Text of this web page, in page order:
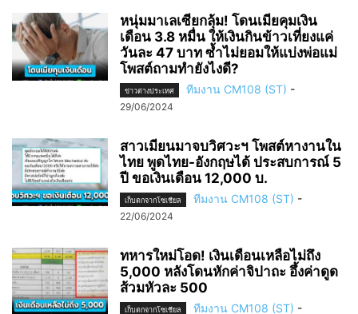
หนุ่มมาเลเซียกลุ้ม! โดนเมียคุมเงิน
เดือน 3.8 หมื่น ให้เงินกินข้าวเที่ยงแค่
วันละ 47 บาท ซ้ำไม่ยอมให้แบ่งพ่อแม่
โพสต์ถามทำยังไงดี?
ข่าวต่างประเทศ ทีมงาน CM108 (ST) -
29/06/2024
สาวเมียนมาจบวิศวะฯ โพสต์หางานใน
ไทย พูดไทย-อังกฤษได้ ประสบการณ์ 5
ปี ขอเงินเดือน 12,000 บ.
เก็บตกจากโซเชียล ทีมงาน CM108 (ST) -
22/06/2024
ทหารใหม่โอด! เงินเดือนเหลือไม่ถึง
5,000 หลังโดนหักค่าจิปาถะ อึ้งค่าดูด
ส้วมหัวละ 500
เก็บตกจากโซเชียล ทีมงาน CM108 (ST) -